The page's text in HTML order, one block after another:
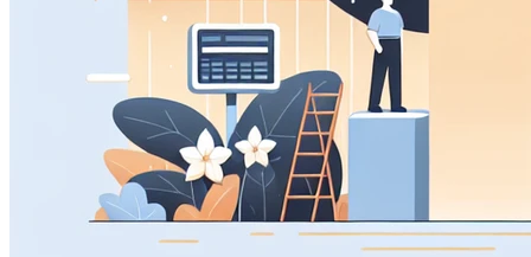
Questi cookie permettono al sito web di ricordare le
regione in cui ti trovi) e forniscono funzionalità migliorate
Solo